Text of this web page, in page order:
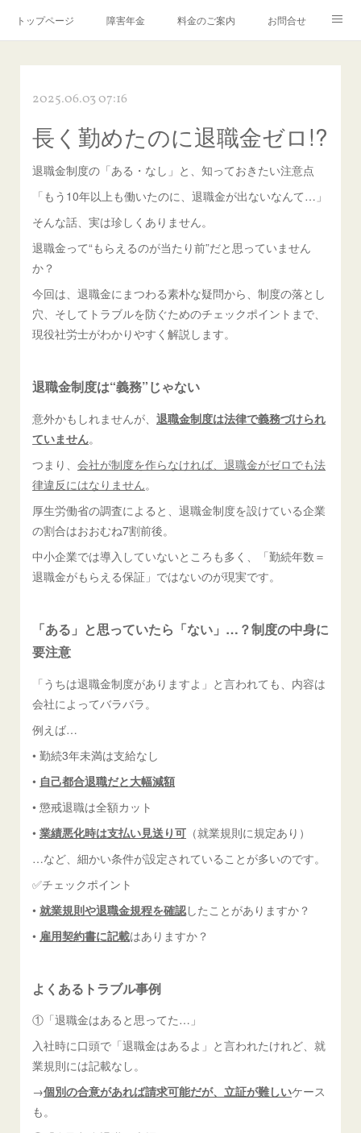
トップページ 障害年金 料金のご案内 お問合せ
2025.06.03 07:16
長く勤めたのに退職金ゼロ!?
退職金制度の「ある・なし」と、知っておきたい注意点
「もう10年以上も働いたのに、退職金が出ないなんて…」
そんな話、実は珍しくありません。
退職金って“もらえるのが当たり前”だと思っていません
か？
今回は、退職金にまつわる素朴な疑問から、制度の落とし
穴、そしてトラブルを防ぐためのチェックポイントまで、
現役社労士がわかりやすく解説します。
退職金制度は“義務”じゃない
意外かもしれませんが、退職金制度は法律で義務づけられ
ていません。
つまり、会社が制度を作らなければ、退職金がゼロでも法
律違反にはなりません。
厚生労働省の調査によると、退職金制度を設けている企業
の割合はおおむね7割前後。
中小企業では導入していないところも多く、「勤続年数＝
退職金がもらえる保証」ではないのが現実です。
「ある」と思っていたら「ない」…？制度の中身に
要注意
「うちは退職金制度がありますよ」と言われても、内容は
会社によってバラバラ。
例えば…
• 勤続3年未満は支給なし
• 自己都合退職だと大幅減額
• 懲戒退職は全額カット
•業績悪化時は支払い見送り可 （就業規則に規定あり）
…など、細かい条件が設定されていることが多いのです。
✅チェックポイント
•就業規則や退職金規程を確認したことがありますか？
• 雇用契約書に記載はありますか？
よくあるトラブル事例
①「退職金はあると思ってた…」
入社時に口頭で「退職金はあるよ」と言われたけれど、就
業規則には記載なし。
→個別の合意があれば請求可能だが、立証が難しいケース
も。